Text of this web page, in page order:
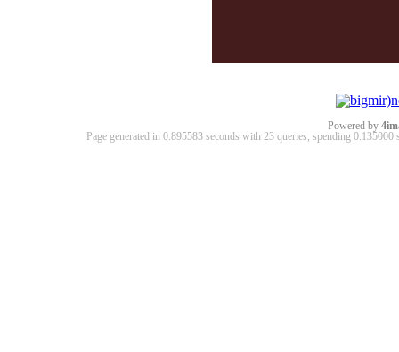
Powered by
Page generated in 0.895583 seconds with 23 queries, spending